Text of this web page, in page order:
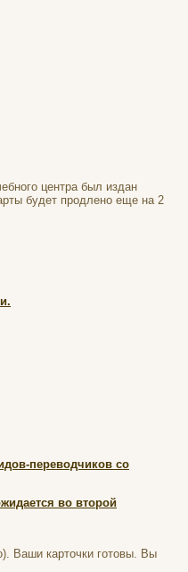
центра был издан
будет продлено еще на 2
переводчиков со
во второй
Ваши карточки готовы. Вы